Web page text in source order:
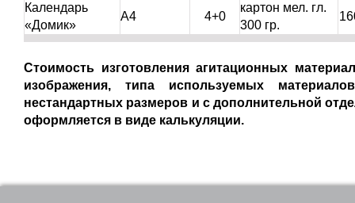
Календарь
«Домик»
А4 4+0
картон мел. гл.
300 гр.
Стоимость изготовления агитационных
изображения, типа используемых
нестандартных размеров и с дополнительной
оформляется в виде калькуляции.